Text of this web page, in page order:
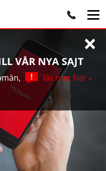
VÅR NYA SAJT
läs mer här »
×